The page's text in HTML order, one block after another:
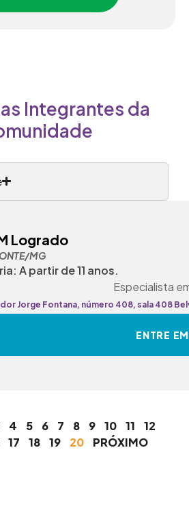
Integrantes da
Logrado
MG
A partir de 11 anos.
Especialista
Jorge Fontana, número 408, sala 408
ENTRE
4 5 6 7 8 9 10 11
12
17 18 19 20 PRÓXIMO